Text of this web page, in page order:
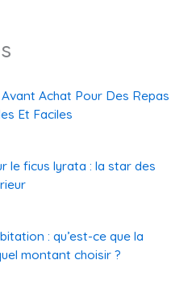
Achat Pour Des Repas
Et Faciles
le ficus lyrata : la star des
: qu’est-ce que la
montant choisir ?